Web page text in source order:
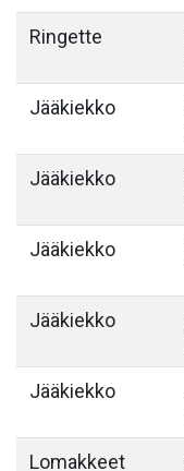
Ringette
Jääkiekko
Jääkiekko
Jääkiekko
Jääkiekko
Jääkiekko
Lomakkeet